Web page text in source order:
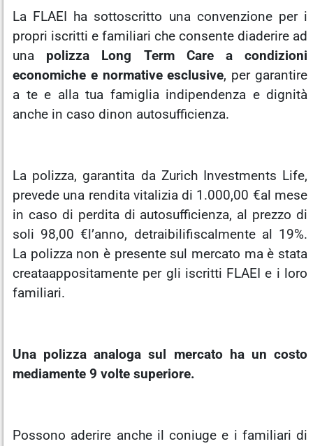
La FLAEI ha sottoscritto una convenzione per i
propri iscritti e familiari che consente diaderire ad
una polizza Long Term Care a condizioni
economiche e normative esclusive, per garantire
a te e alla tua famiglia indipendenza e dignità
anche in caso dinon autosufficienza.
La polizza, garantita da Zurich Investments Life,
prevede una rendita vitalizia di 1.000,00 €al mese
in caso di perdita di autosufficienza, al prezzo di
soli 98,00 €l’anno, detraibilifiscalmente al 19%.
La polizza non è presente sul mercato ma è stata
creataappositamente per gli iscritti FLAEI e i loro
familiari.
Una polizza analoga sul mercato ha un costo
mediamente 9 volte superiore.
Possono aderire anche il coniuge e i familiari di